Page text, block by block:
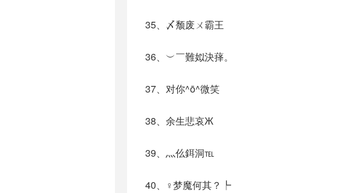
35、〆颓废ㄨ霸王
36、︶￣難姒決萚。
37、对你^ō^微笑
38、余生悲哀Ж
39、灬仫鉺洞℡
40、♀梦魔何其？┡